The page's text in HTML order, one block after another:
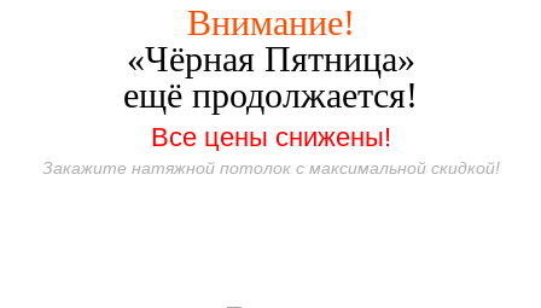
Внимание!
«Чёрная Пятница»
ещё продолжается!
Все цены снижены!
Закажите натяжной потолок с максимальной скидкой!